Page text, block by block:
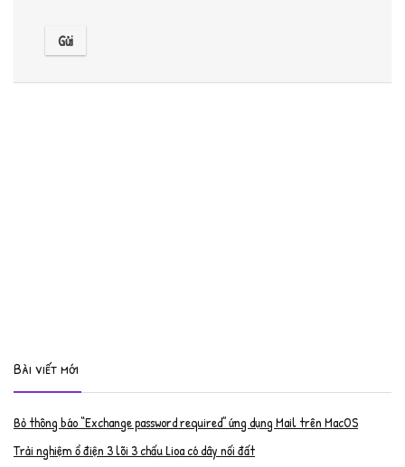
Bài viết mới
Bỏ thông báo “Exchange password required” ứng dụng Mail trên MacOS
Trải nghiệm ổ điện 3 lõi 3 chấu Lioa có dây nối đất